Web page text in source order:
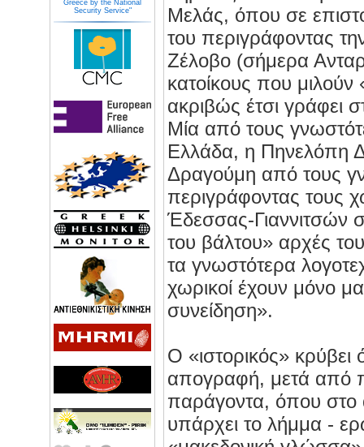
Greece by the National
Security Service"
Μελάς, όπου σε
του περιγράφοντας
Ζέλοβο (σήμερα
κατοίκους που
ακριβώς έτσι γράφει
Μία από τους
Ελλάδα, η Πηνελόπη
Δραγούμη από τους
περιγράφοντας τους
Έδεσσας-Γιαννιτσών
του βάλτου» αρχές
τα γνωστότερα
χωρικοί έχουν μόνο
συνείδηση».
Ο «ιστορικός» κρύβει
απογραφή, μετά από
παράγοντα, όπου στο
υπάρχει το λήμμα -